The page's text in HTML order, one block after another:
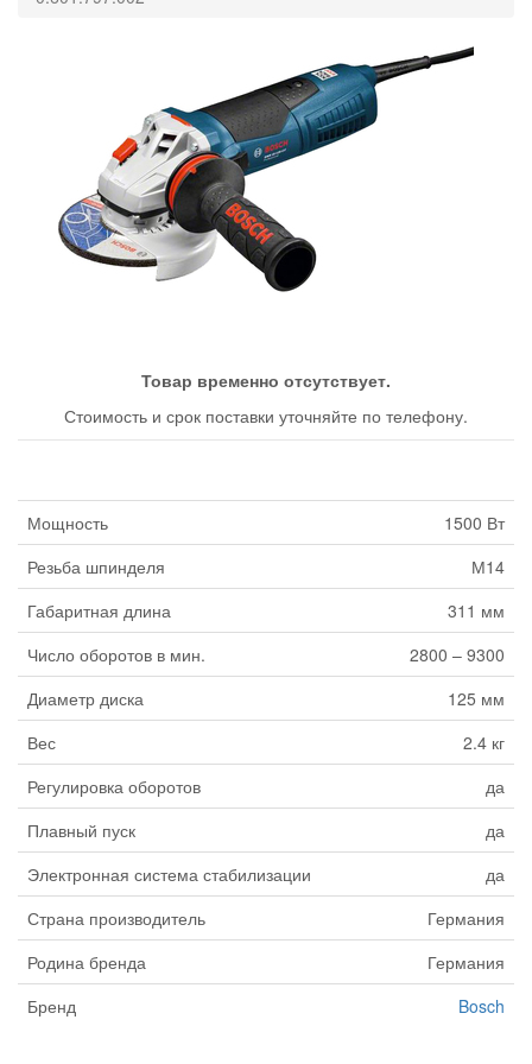
Товар временно отсутствует.
Стоимость и срок поставки уточняйте по телефону.
Мощность
1500 Вт
Резьба шпинделя
М14
Габаритная длина
311 мм
Число оборотов в мин.
2800 – 9300
Диаметр диска
125 мм
Вес
2.4 кг
Регулировка оборотов
да
Плавный пуск
да
Электронная система стабилизации
да
Страна производитель
Германия
Родина бренда
Германия
Бренд
Bosch